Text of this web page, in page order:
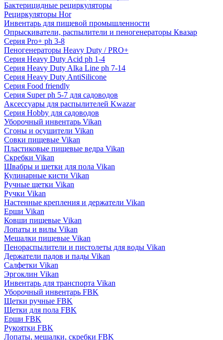
Бактерицидные рециркуляторы
Рециркуляторы Hor
Инвентарь для пищевой промышленности
Опрыскиватели, распылители и пеногенераторы Квазар
Серия Pro+ ph 3-8
Пеногенераторы Heavy Duty / PRO+
Серия Heavy Duty Acid ph 1-4
Серия Heavy Duty Alka Line ph 7-14
Серия Heavy Duty AntiSilicone
Серия Food friendly
Серия Super ph 5-7 для садоводов
Аксессуары для распылителей Kwazar
Серия Hobby для садоводов
Уборочный инвентарь Vikan
Сгоны и осушители Vikan
Совки пищевые Vikan
Пластиковые пищевые ведра Vikan
Скребки Vikan
Швабры и щетки для пола Vikan
Кулинарные кисти Vikan
Ручные щетки Vikan
Ручки Vikan
Настенные крепления и держатели Vikan
Ерши Vikan
Ковши пищевые Vikan
Лопаты и вилы Vikan
Мешалки пищевые Vikan
Пенораспылители и пистолеты для воды Vikan
Держатели падов и пады Vikan
Салфетки Vikan
Эргоклин Vikan
Инвентарь для транспорта Vikan
Уборочный инвентарь FBK
Щетки ручные FBK
Щетки для пола FBK
Ерши FBK
Рукоятки FBK
Лопаты, мешалки, скребки FBK